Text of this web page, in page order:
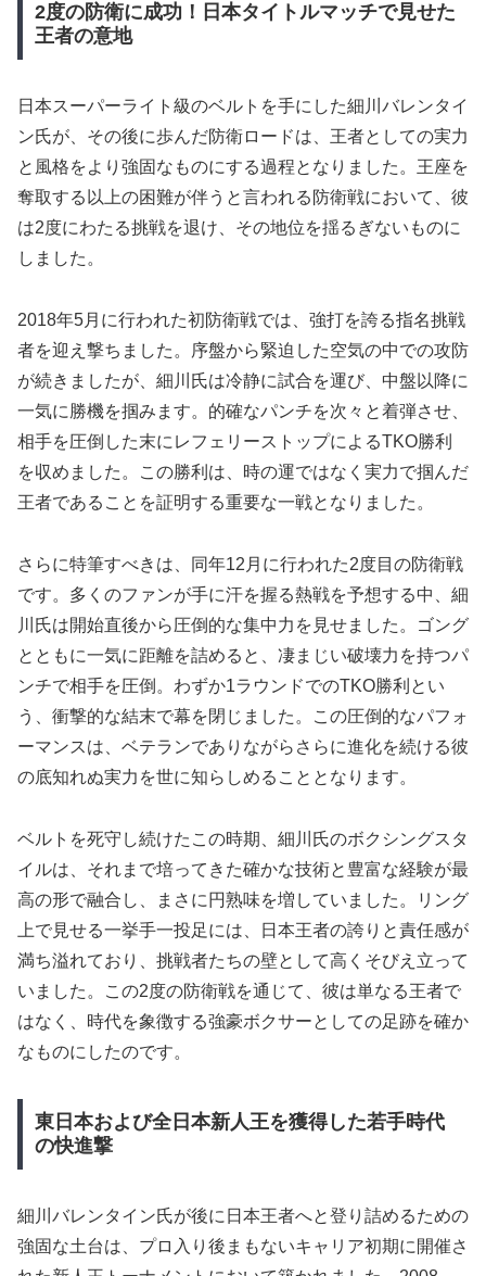
2度の防衛に成功！日本タイトルマッチで見せた
王者の意地
日本スーパーライト級のベルトを手にした細川バレンタイ
ン氏が、その後に歩んだ防衛ロードは、王者としての実力
と風格をより強固なものにする過程となりました。王座を
奪取する以上の困難が伴うと言われる防衛戦において、彼
は2度にわたる挑戦を退け、その地位を揺るぎないものに
しました。
2018年5月に行われた初防衛戦では、強打を誇る指名挑戦
者を迎え撃ちました。序盤から緊迫した空気の中での攻防
が続きましたが、細川氏は冷静に試合を運び、中盤以降に
一気に勝機を掴みます。的確なパンチを次々と着弾させ、
相手を圧倒した末にレフェリーストップによるTKO勝利
を収めました。この勝利は、時の運ではなく実力で掴んだ
王者であることを証明する重要な一戦となりました。
さらに特筆すべきは、同年12月に行われた2度目の防衛戦
です。多くのファンが手に汗を握る熱戦を予想する中、細
川氏は開始直後から圧倒的な集中力を見せました。ゴング
とともに一気に距離を詰めると、凄まじい破壊力を持つパ
ンチで相手を圧倒。わずか1ラウンドでのTKO勝利とい
う、衝撃的な結末で幕を閉じました。この圧倒的なパフォ
ーマンスは、ベテランでありながらさらに進化を続ける彼
の底知れぬ実力を世に知らしめることとなります。
ベルトを死守し続けたこの時期、細川氏のボクシングスタ
イルは、それまで培ってきた確かな技術と豊富な経験が最
高の形で融合し、まさに円熟味を増していました。リング
上で見せる一挙手一投足には、日本王者の誇りと責任感が
満ち溢れており、挑戦者たちの壁として高くそびえ立って
いました。この2度の防衛戦を通じて、彼は単なる王者で
はなく、時代を象徴する強豪ボクサーとしての足跡を確か
なものにしたのです。
東日本および全日本新人王を獲得した若手時代
の快進撃
細川バレンタイン氏が後に日本王者へと登り詰めるための
強固な土台は、プロ入り後まもないキャリア初期に開催さ